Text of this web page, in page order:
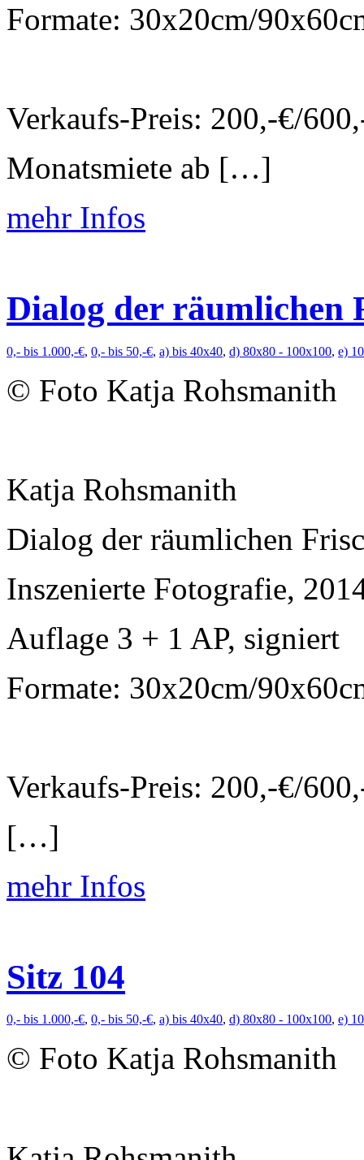
Formate: 30x20cm/
Verkaufs-Preis: 200,-€/
Monatsmiete ab […]
mehr Infos
Dialog der räumlichen
0,- bis 1.000,-€, 0,- bis 50,-€, a) bis 40x40, d) 80x80 - 100x100, e)
© Foto Katja Rohsmanith
Katja Rohsmanith
Dialog der räumlichen
Inszenierte Fotografie,
Auflage 3 + 1 AP, signiert
Formate: 30x20cm/
Verkaufs-Preis: 200,-€/
[…]
mehr Infos
Sitz 104
0,- bis 1.000,-€, 0,- bis 50,-€, a) bis 40x40, d) 80x80 - 100x100, e)
© Foto Katja Rohsmanith